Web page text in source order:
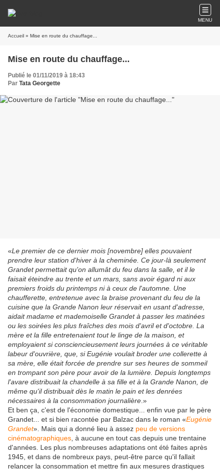
MENU
Accueil » Mise en route du chauffage...
Mise en route du chauffage...
Publié le 01/11/2019 à 18:43
Par Tata Georgette
«Le premier de ce dernier mois [novembre] elles pouvaient
prendre leur station d'hiver à la cheminée. Ce jour-là seulement
Grandet permettait qu'on allumât du feu dans la salle, et il le
faisait éteindre au trente et un mars, sans avoir égard ni aux
premiers froids du printemps ni à ceux de l'automne. Une
chaufferette, entretenue avec la braise provenant du feu de la
cuisine que la Grande Nanon leur réservait en usant d'adresse,
aidait madame et mademoiselle Grandet à passer les matinées
ou les soirées les plus fraîches des mois d'avril et d'octobre. La
mère et la fille entretenaient tout le linge de la maison, et
employaient si consciencieusement leurs journées à ce véritable
labeur d'ouvrière, que, si Eugénie voulait broder une collerette à
sa mère, elle était forcée de prendre sur ses heures de sommeil
en trompant son père pour avoir de la lumière. Depuis longtemps
l'avare distribuait la chandelle à sa fille et à la Grande Nanon, de
même qu'il distribuait dès le matin le pain et les denrées
nécessaires à la consommation journalière .»
Et ben ça, c'est de l'économie domestique... enfin vue par le père
Grandet... et si bien racontée par Balzac dans le roman «Eugénie
Grandet». Mais qui a donné lieu à assez peu de versions
cinématographiques , à aucune en tout cas depuis une trentaine
d'années. Les plus nombreuses adaptations ont été faites après
1945, et dans de nombreux pays, peut-être parce qu'il fallait
relancer la consommation et mettre fin aux mesures drastiques